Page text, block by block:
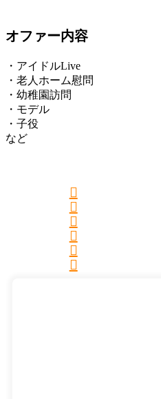
オファー内容
・アイドルLive
・老人ホーム慰問
・幼稚園訪問
・モデル
・子役
など